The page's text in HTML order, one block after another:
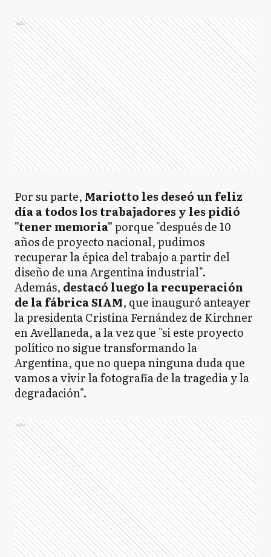
Ads
Por su parte, Mariotto les deseó un feliz
día a todos los trabajadores y les pidió
"tener memoria"porque "después de 10
años de proyecto nacional, pudimos
recuperar la épica del trabajo a partir del
diseño de una Argentina industrial".
Además, destacó luego la recuperación
de la fábrica SIAM, que inauguró anteayer
la presidenta Cristina Fernández de Kirchner
en Avellaneda, a la vez que "si este proyecto
político no sigue transformando la
Argentina, que no quepa ninguna duda que
vamos a vivir la fotografía de la tragedia y la
degradación".
Ads